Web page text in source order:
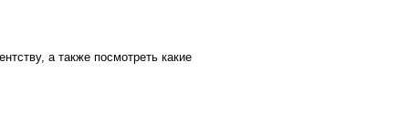
а также посмотреть какие